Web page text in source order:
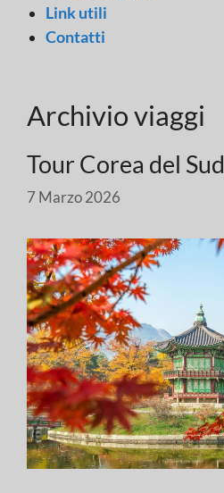
Link utili
Contatti
Archivio viaggi
Tour Corea del Sud
7 Marzo 2026